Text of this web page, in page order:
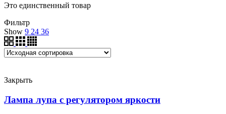
Это единственный товар
Фильтр
Show 9 24 36
Закрыть
Лампа лупа с регулятором яркости